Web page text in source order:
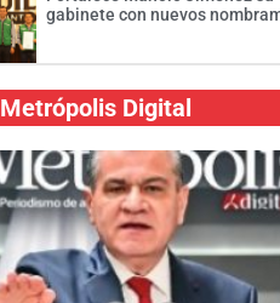
gabinete con nuevos
Metrópolis Digital